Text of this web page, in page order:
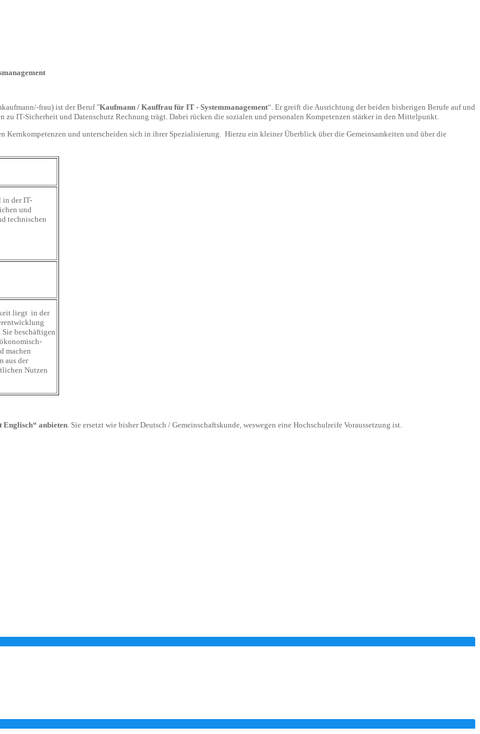
frau) ist der Beruf "Kaufmann / Kauffrau für IT - Systemmanagement“. Er greift die Ausrichtung der beiden bisherigen Berufe auf und
IT-Sicherheit und Datenschutz Rechnung trägt. Dabei rücken die sozialen und personalen Kompetenzen stärker in den Mittelpunkt.
Kernkompetenzen und unterscheiden sich in ihrer Spezialisierung. Hierzu ein kleiner Überblick über die Gemeinsamkeiten und über die
in der IT-
und
technischen
liegt in der
beschäftigen
machen
aus der
Nutzen
anbieten . Sie ersetzt wie bisher Deutsch / Gemeinschaftskunde, weswegen eine Hochschulreife Voraussetzung ist.